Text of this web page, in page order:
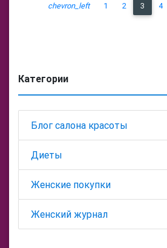
chevron_left 1 2 3 4
Категории
Блог салона красоты
Диеты
Женские покупки
Женский журнал